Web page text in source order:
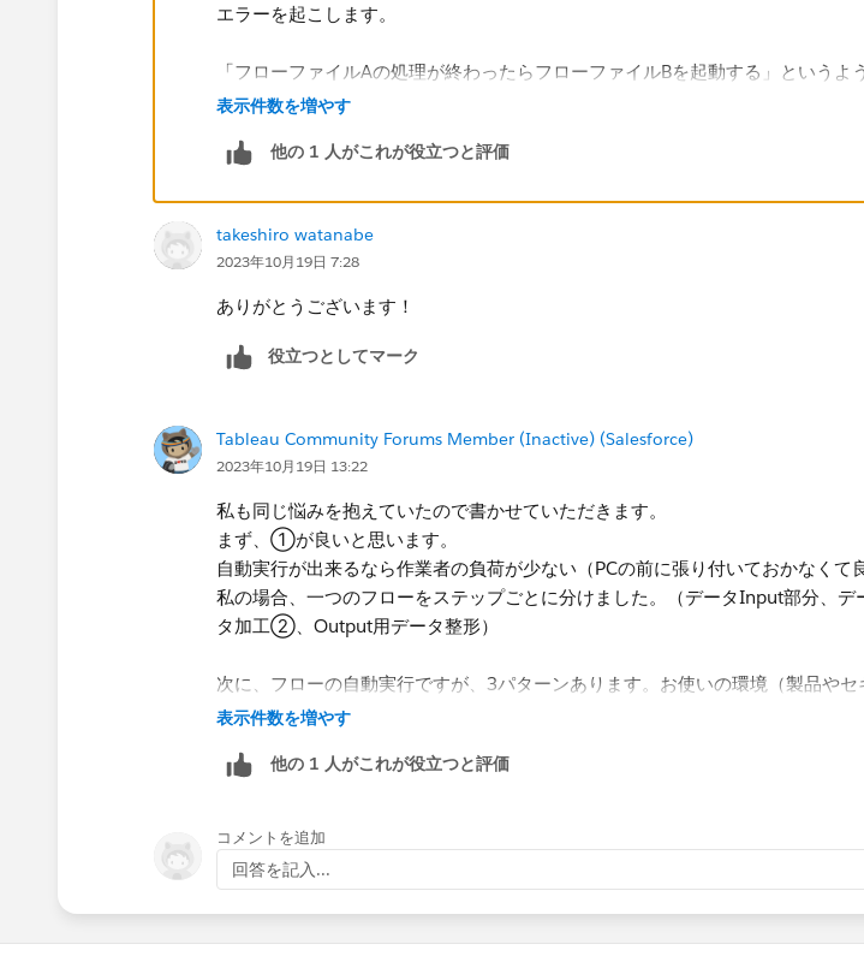
エラーを起こします。
「フローファイルAの処理が終わったらフローファイルBを起動する」というよ
合、Tableau Prepをローカルマシンで動かしていればCLIでバッチ処理すること
す。公式ヘルプのリンクを下に貼りますが、ネットで検索すると有志のブログ
TableauServer/Cloudを利用していてData Management Add-onを導入している
期実行とリンクスケジュールが実行できるので、今は導入していないにしても将
性も考慮すると、フローファイルを分けたほうが都合がいいのかなと思います。
表示件数を増やす
他の 1 人がこれが役立つと評価
takeshiro watanabe
2023年10月19日 7:28
ありがとうございます！
役立つとしてマーク
Tableau Community Forums Member (Inactive) (Salesforce)
2023年10月19日 13:22
私も同じ悩みを抱えていたので書かせていただきます。
まず、①が良いと思います。
自動実行が出来るなら作業者の負荷が少ない（PCの前に張り付いておかなくて
私の場合、一つのフローをステップごとに分けました。（データInput部分、
タ加工②、Output用データ整形）
次に、フローの自動実行ですが、3パターンあります。お使いの環境（製品や
ど）によって選択いただくのが良いと思います。ちなみに私のクライアント先で
A.Tableau Prep Conductor（有償）で実行
C.Tableau Server Client（Python）で実行
最後に、余談ですが、私の場合、Outputデータが大容量のため、Prepフローで
のパブリッシュに時間がかかりすぎたので、その部分はSQLで対応しました
→ 対応後：3分）
表示件数を増やす
他の 1 人がこれが役立つと評価
コメントを追加
回答を記入...